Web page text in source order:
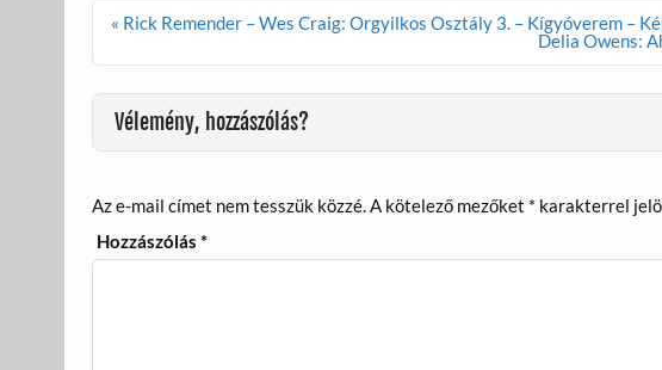
o
k
g
Bejegyzés
« Rick Remender – Wes Craig: Orgyilkos Osztály 3. – Kígyóverem –
Delia Owens:
Vélemény, hozzászólás?
Az e-mail címet nem tesszük közzé. A kötelező mezőket * karakterrel
Hozzászólás*